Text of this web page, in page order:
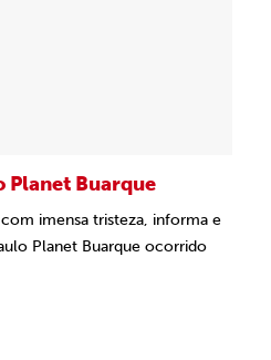
Planet Buarque
imensa tristeza, informa e
Planet Buarque ocorrido